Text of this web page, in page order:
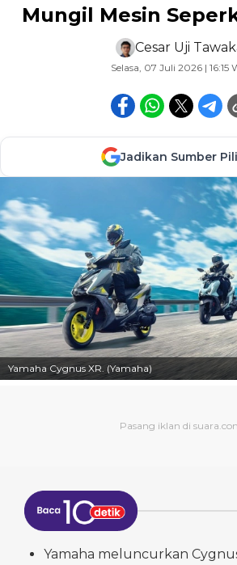
Mungil Mesin
Cesar Uji
Selasa, 07 Juli 2026 | 16:15
Jadikan Sumber
Yamaha Cygnus XR. (Yamaha)
Yamaha meluncurkan